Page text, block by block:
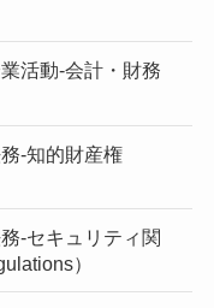
活動-会計・財務
-知的財産権
-セキュリティ関
）